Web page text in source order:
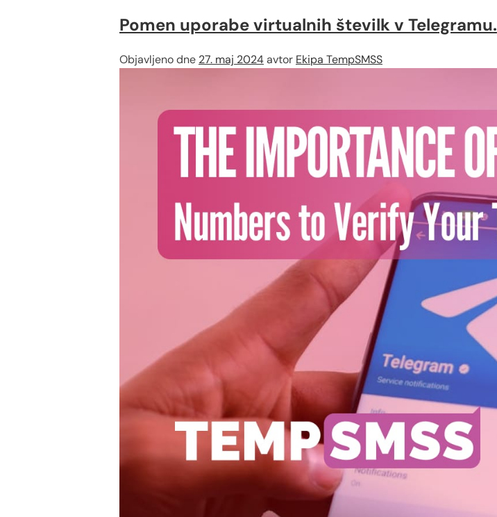
Pomen uporabe virtualnih številk v Telegramu.
Objavljeno dne 27. maj 2024avtor Ekipa TempSMSS